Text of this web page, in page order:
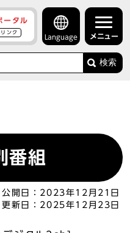
ータル
ンク
Language メニュー
検索
番組
公開日： 2023年12月21日
更新日： 2025年12月23日